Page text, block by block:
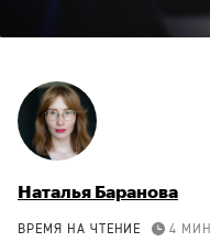
Наталья Баранова
ВРЕМЯ НА ЧТЕНИЕ
4 МИН